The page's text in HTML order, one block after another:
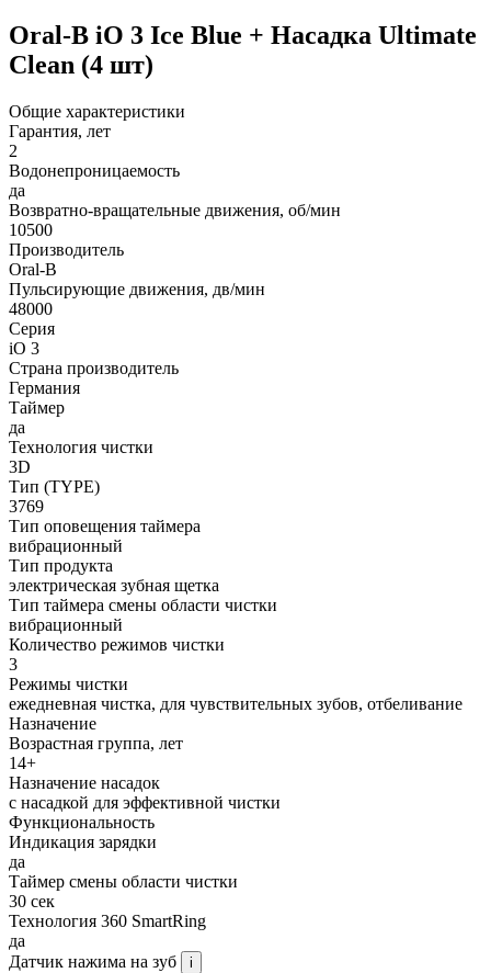
Oral-B iO 3 Ice Blue + Насадка Ultimate
Clean (4 шт)
Общие характеристики
Гарантия, лет
2
Водонепроницаемость
да
Возвратно-вращательные движения, об/мин
10500
Производитель
Oral-B
Пульсирующие движения, дв/мин
48000
Серия
iO 3
Страна производитель
Германия
Таймер
да
Технология чистки
3D
Тип (TYPE)
3769
Тип оповещения таймера
вибрационный
Тип продукта
электрическая зубная щетка
Тип таймера смены области чистки
вибрационный
Количество режимов чистки
3
Режимы чистки
ежедневная чистка, для чувствительных зубов, отбеливание
Назначение
Возрастная группа, лет
14+
Назначение насадок
с насадкой для эффективной чистки
Функциональность
Индикация зарядки
да
Таймер смены области чистки
30 сек
Технология 360 SmartRing
да
Датчик нажима на зуб
i